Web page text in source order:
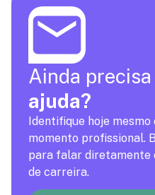
Ainda precisa
ajuda?
Identifique hoje
momento profissional.
para falar diretamente
de carreira.